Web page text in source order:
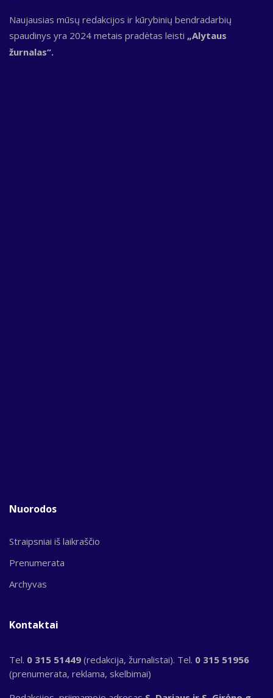
Naujausias mūsų redakcijos ir kūrybinių bendradarbių
spaudinys yra 2024 metais pradėtas leisti „Alytaus
žurnalas“.
Nuorodos
Straipsniai iš laikraščio
Prenumerata
Archyvas
Kontaktai
Tel. 0 315 51449 (redakcija, žurnalistai). Tel. 0 315 51956
(prenumerata, reklama, skelbimai)